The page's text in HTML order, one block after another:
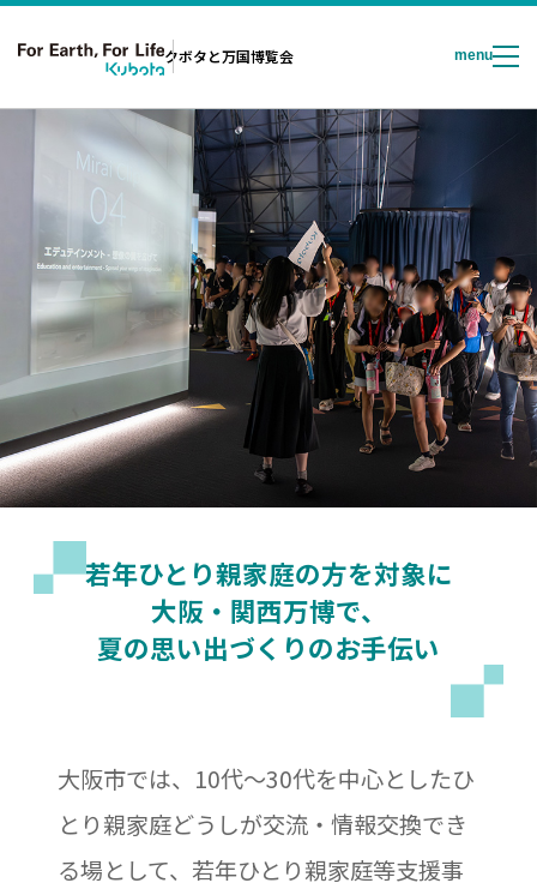
クボタと万国博覧会 menu
若年ひとり親家庭の方を対象に
大阪・関西万博で、
夏の思い出づくりのお手伝い
大阪市では、10代〜30代を中心としたひ
とり親家庭どうしが交流・情報交換でき
る場として、若年ひとり親家庭等支援事